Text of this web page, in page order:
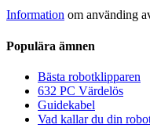
Information om använding
Populära ämnen
Bästa robotklipparen
632 PC Värdelös
Guidekabel
Vad kallar du din